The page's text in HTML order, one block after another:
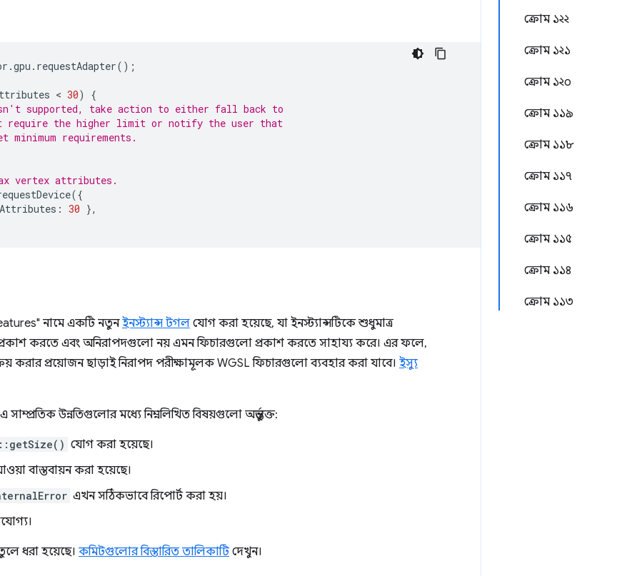
ক্রোম ১২২
ক্রোম ১২১
ক্রোম ১২০
ক্রোম ১১৯
ক্রোম ১১৮
ক্রোম ১১৭
ক্রোম ১১৬
ক্রোম ১১৫
ক্রোম ১১৪
ক্রোম ১১৩
.gpu . requestAdapter();
< 30)
{
supported, take action to either fall back to
require the higher limit or notify the user that
requirements.
vertex attributes.
({
: 30 },
নামে একটি নতুনইনস্ট্যান্স টগল যোগ করা হয়েছে, যা ইনস্ট্যান্সটিকে শুধুমাত্র
করতে এবং অনিরাপদগুলো নয় এমন ফিচারগুলো প্রকাশ করতে সাহায্য করে। এর ফলে,
করার প্রয়োজন ছাড়াই নিরাপদ পরীক্ষামূলক WGSL ফিচারগুলো ব্যবহার করা যাবে। ইস্যু
এ সাম্প্রতিক উন্নতিগুলোর মধ্যে নিম্নলিখিত বিষয়গুলো অন্তর্ভুক্ত:
যোগ করা হয়েছে।
বাস্তবায়ন করা হয়েছে।
এখন সঠিকভাবে রিপোর্ট করা হয়।
ধরা হয়েছে। কমিটগুলোর বিস্তারিত তালিকাটিদেখুন।